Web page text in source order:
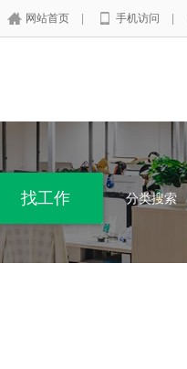
网站首页 手机访问
分类搜索